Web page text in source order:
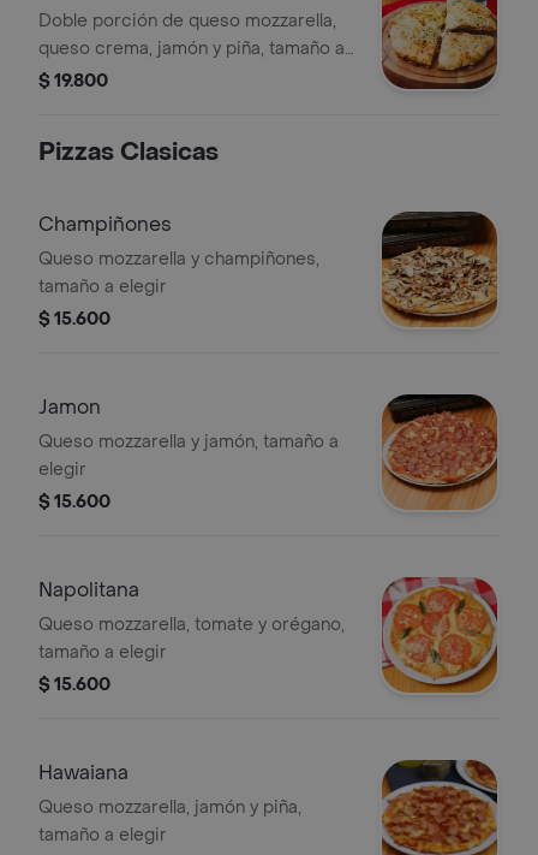
Doble porción de queso mozzarella,
queso crema, jamón y piña, tamaño a
elegir
$ 19.800
Pizzas Clasicas
Champiñones
Queso mozzarella y champiñones,
tamaño a elegir
$ 15.600
Jamon
Queso mozzarella y jamón, tamaño a
elegir
$ 15.600
Napolitana
Queso mozzarella, tomate y orégano,
tamaño a elegir
$ 15.600
Hawaiana
Queso mozzarella, jamón y piña,
tamaño a elegir